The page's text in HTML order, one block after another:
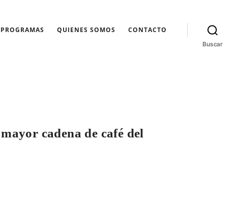
PROGRAMAS QUIENES SOMOS CONTACTO
Buscar
cadena de café del